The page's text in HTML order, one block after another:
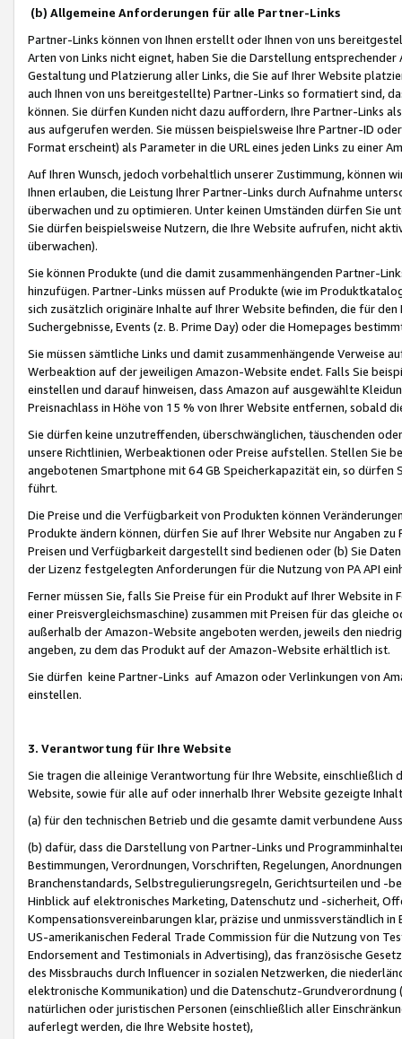
(b) Allgemeine Anforderungen für alle Partner-Links
Partner-Links können von Ihnen erstellt oder Ihnen von uns
Arten von Links nicht eignet, haben Sie die Darstellung
Gestaltung und Platzierung aller Links, die Sie auf Ihrer Website
auch Ihnen von uns bereitgestellte) Partner-Links so formatiert sind,
können. Sie dürfen Kunden nicht dazu auffordern, Ihre Partner-Links
aus aufgerufen werden. Sie müssen beispielsweise Ihre Partner-ID
Format erscheint) als Parameter in die URL eines jeden Links zu einer
Auf Ihren Wunsch, jedoch vorbehaltlich unserer Zustimmung, können
Ihnen erlauben, die Leistung Ihrer Partner-Links durch Aufnahme
überwachen und zu optimieren. Unter keinen Umständen dürfen Sie
Sie dürfen beispielsweise Nutzern, die Ihre Website aufrufen, nicht
überwachen).
Sie können Produkte (und die damit zusammenhängenden Partner-
hinzufügen. Partner-Links müssen auf Produkte (wie im
sich zusätzlich originäre Inhalte auf Ihrer Website befinden, die für
Suchergebnisse, Events (z. B. Prime Day) oder die Homepages
Sie müssen sämtliche Links und damit zusammenhängende
Werbeaktion auf der jeweiligen Amazon-Website endet. Falls Sie
einstellen und darauf hinweisen, dass Amazon auf ausgewählte
Preisnachlass in Höhe von 15 % von Ihrer Website entfernen, sobald
Sie dürfen keine unzutreffenden, überschwänglichen, täuschenden
unsere Richtlinien, Werbeaktionen oder Preise aufstellen. Stellen Sie
angebotenen Smartphone mit 64 GB Speicherkapazität ein, so dürfen
führt.
Die Preise und die Verfügbarkeit von Produkten können
Produkte ändern können, dürfen Sie auf Ihrer Website nur Angaben
Preisen und Verfügbarkeit dargestellt sind bedienen oder (b) Sie
der Lizenz festgelegten Anforderungen für die Nutzung von PA API
Ferner müssen Sie, falls Sie Preise für ein Produkt auf Ihrer Website
einer Preisvergleichsmaschine) zusammen mit Preisen für das
außerhalb der Amazon-Website angeboten werden, jeweils den
angeben, zu dem das Produkt auf der Amazon-Website erhältlich ist.
Sie dürfen keine Partner-Links auf Amazon oder Verlinkungen von
einstellen.
3. Verantwortung für Ihre Website
Sie tragen die alleinige Verantwortung für Ihre Website,
Website, sowie für alle auf oder innerhalb Ihrer Website gezeigte
(a) für den technischen Betrieb und die gesamte damit verbundene
(b) dafür, dass die Darstellung von Partner-Links und
Bestimmungen, Verordnungen, Vorschriften, Regelungen,
Branchenstandards, Selbstregulierungsregeln, Gerichtsurteilen und -
Hinblick auf elektronisches Marketing, Datenschutz und -sicherheit,
Kompensationsvereinbarungen klar, präzise und unmissverständlich
US-amerikanischen Federal Trade Commission für die Nutzung von
Endorsement and Testimonials in Advertising), das französische
des Missbrauchs durch Influencer in sozialen Netzwerken, die
elektronische Kommunikation) und die Datenschutz-
natürlichen oder juristischen Personen (einschließlich aller
auferlegt werden, die Ihre Website hostet),